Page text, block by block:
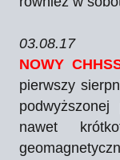
03.08.17
NOWY
pierwszy
nawet